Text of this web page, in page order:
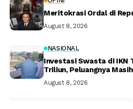
Meritokrasi Ordal di
August 8, 2026
NASIONAL
Investasi Swasta di IKN
Triliun, Peluangnya
August 8, 2026